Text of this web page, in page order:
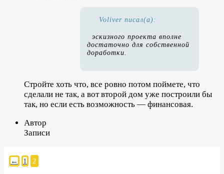
Voliver писал(а):
эскизного проекта вполне
достаточно для собственной
доработки.
Стройте хоть что, все ровно потом поймете, что
сделали не так, а вот второй дом уже построили бы
так, но если есть возможность — финансовая.
Автор
Записи
← 1 2